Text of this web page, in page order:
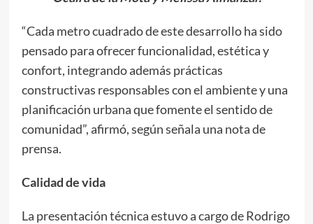
“Cada metro cuadrado de este desarrollo ha sido
pensado para ofrecer funcionalidad, estética y
confort, integrando además prácticas
constructivas responsables con el ambiente y una
planificación urbana que fomente el sentido de
comunidad”, afirmó, según señala una nota de
prensa.
Calidad de vida
La presentación técnica estuvo a cargo de Rodrigo